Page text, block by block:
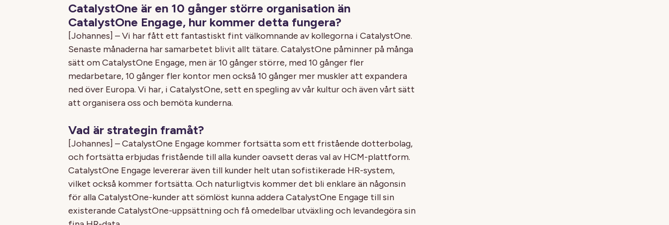
CatalystOne är en 10 gånger större organisation än
CatalystOne Engage, hur kommer detta fungera?
[Johannes] – Vi har fått ett fantastiskt fint välkomnande av kollegorna i CatalystOne.
Senaste månaderna har samarbetet blivit allt tätare. CatalystOne påminner på många
sätt om CatalystOne Engage, men är 10 gånger större, med 10 gånger fler
medarbetare, 10 gånger fler kontor men också 10 gånger mer muskler att expandera
ned över Europa. Vi har, i CatalystOne, sett en spegling av vår kultur och även vårt sätt
att organisera oss och bemöta kunderna.
Vad är strategin framåt?
[Johannes] – CatalystOne Engage kommer fortsätta som ett fristående dotterbolag,
och fortsätta erbjudas fristående till alla kunder oavsett deras val av HCM-plattform.
CatalystOne Engage levererar även till kunder helt utan sofistikerade HR-system,
vilket också kommer fortsätta. Och naturligtvis kommer det bli enklare än någonsin
för alla CatalystOne-kunder att sömlöst kunna addera CatalystOne Engage till sin
existerande CatalystOne-uppsättning och få omedelbar utväxling och levandegöra sin